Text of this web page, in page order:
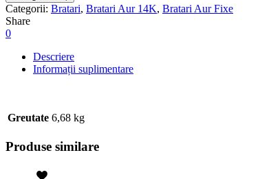
Categorii: Bratari, Bratari Aur 14K, Bratari Aur Fixe
Share
0
Descriere
Informații suplimentare
Greutate 6,68 kg
Produse similare